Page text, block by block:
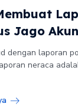
Jago
dengan laporan
neraca